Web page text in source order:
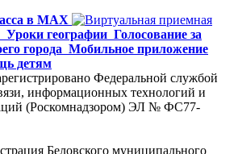
в MAX
Уроки географии Голосование за
города Мобильное приложение
детям
Федеральной службой
информационных технологий и
(Роскомнадзором) ЭЛ № ФС77-
Беловского муниципального